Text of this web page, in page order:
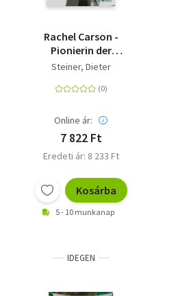
Rachel Carson -
Pionierin der
Ökologiebewegung.
Steiner, Dieter
Online ár:
7 822 Ft
Eredeti ár: 8 233 Ft
Kosárba
5 - 10 munkanap
IDEGEN